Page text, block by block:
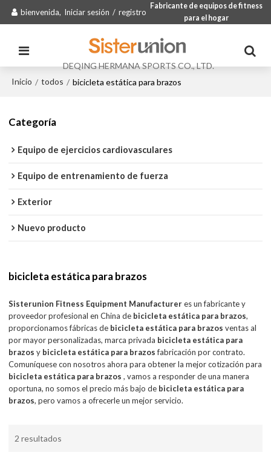
bienvenida, Iniciar sesión / registro
Fabricante de equipos de fitness
para el hogar
DEQING HERMANA SPORTS CO., LTD.
Inicio / todos / bicicleta estática para brazos
Categoría
Equipo de ejercicios cardiovasculares
Equipo de entrenamiento de fuerza
Exterior
Nuevo producto
bicicleta estática para brazos
Sisterunion Fitness Equipment Manufactureres un fabricante y
proveedor profesional en China de bicicleta estática para brazos,
proporcionamos fábricas de bicicleta estática para brazos ventas al
por mayor personalizadas, marca privada bicicleta estática para
brazos y bicicleta estática para brazosfabricación por contrato.
Comuníquese con nosotros ahora para obtener la mejor cotización para
bicicleta estática para brazos , vamos a responder de una manera
oportuna, no somos el precio más bajo de bicicleta estática para
brazos, pero vamos a ofrecerle un mejor servicio.
2 resultados